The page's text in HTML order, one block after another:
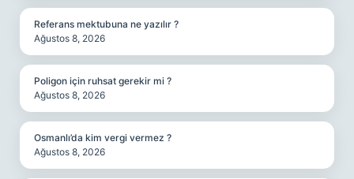
Referans mektubuna ne yazılır ?
Ağustos 8, 2026
Poligon için ruhsat gerekir mi ?
Ağustos 8, 2026
Osmanlı’da kim vergi vermez ?
Ağustos 8, 2026